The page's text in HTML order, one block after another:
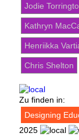
Jodie
Kathryn
Henriikka
Chris Shelton
Zu finden in:
Designing
2025